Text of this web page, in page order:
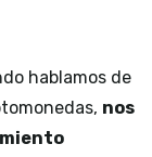
hablamos de
nos